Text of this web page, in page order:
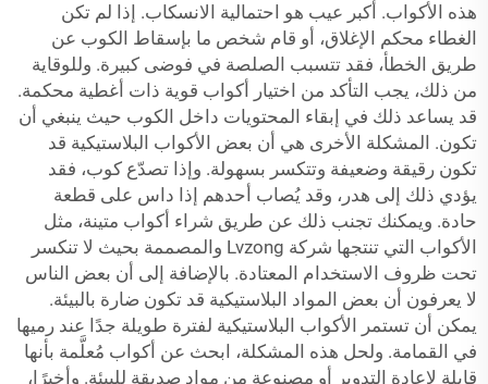
هذه الأكواب. أكبر عيب هو احتمالية الانسكاب. إذا لم تكن
الغطاء محكم الإغلاق، أو قام شخص ما بإسقاط الكوب عن
طريق الخطأ، فقد تتسبب الصلصة في فوضى كبيرة. وللوقاية
من ذلك، يجب التأكد من اختيار أكواب قوية ذات أغطية محكمة.
قد يساعد ذلك في إبقاء المحتويات داخل الكوب حيث ينبغي أن
تكون. المشكلة الأخرى هي أن بعض الأكواب البلاستيكية قد
تكون رقيقة وضعيفة وتتكسر بسهولة. وإذا تصدّع كوب، فقد
يؤدي ذلك إلى هدر، وقد يُصاب أحدهم إذا داس على قطعة
حادة. ويمكنك تجنب ذلك عن طريق شراء أكواب متينة، مثل
الأكواب التي تنتجها شركة Lvzong والمصممة بحيث لا تنكسر
تحت ظروف الاستخدام المعتادة. بالإضافة إلى أن بعض الناس
لا يعرفون أن بعض المواد البلاستيكية قد تكون ضارة بالبيئة.
يمكن أن تستمر الأكواب البلاستيكية لفترة طويلة جدًا عند رميها
في القمامة. ولحل هذه المشكلة، ابحث عن أكواب مُعلَّمة بأنها
قابلة لإعادة التدوير أو مصنوعة من مواد صديقة للبيئة. وأخيرًا،